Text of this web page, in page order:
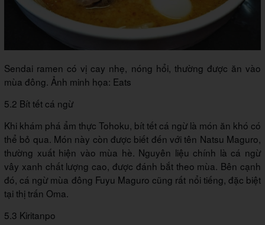
Sendai ramen có vị cay nhẹ, nóng hổi, thường được ăn vào
mùa đông. Ảnh minh họa: Eats
5.2 Bít tết cá ngừ
Khi khám phá ẩm thực Tohoku, bít tết cá ngừ là món ăn khó có
thể bỏ qua. Món này còn được biết đến với tên Natsu Maguro,
thường xuất hiện vào mùa hè. Nguyên liệu chính là cá ngừ
vây xanh chất lượng cao, được đánh bắt theo mùa. Bên cạnh
đó, cá ngừ mùa đông Fuyu Maguro cũng rất nổi tiếng, đặc biệt
tại thị trấn Oma.
5.3 Kiritanpo